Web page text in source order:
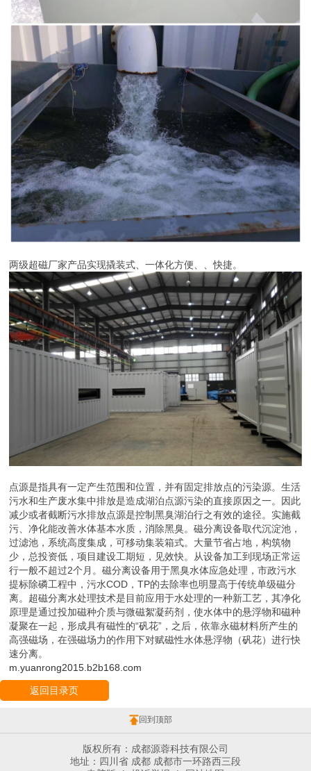
两级超磁厂家产品实现撬装式、一体化方便、、快捷。
点源是指具有一定产生范围和位置，并有固定排放点的污染源。生活
污水和生产废水集中排放是造成湖泊点源污染的直接原因之一。因此
减少或者截断污水排放点源是控制黑臭湖泊行之有效的途径。实施截
污、净化能改善水体基本水质，消除黑臭。磁分离设备取代沉淀池，
过滤池，系统高度集成，可移动集装箱式。大量节省占地，构筑物
少，总投资低，项目建设工期短，见效快。从设备加工到现场正常运
行一般不超过2个月。磁分离设备用于黑臭水体应急处理，市政污水
提标除磷工程中，污水COD，TP的去除率也明显高于传统单级磁分
离。超磁分离水处理技术是目前应用于水处理的一种新工艺，其净化
原理是通过投加磁种介质与微磁絮凝药剂，使水体中的悬浮物和磁种
凝聚在一起，形成具有磁性的“矾花”，之后，依靠永磁材料所产生的
高强磁场，在强磁场力的作用下对赋磁性水体悬浮物（矾花）进行快
速分离。
m.yuanrong2015.b2b168.com
返回目录页
回到顶部
版权所有：成都源蓉科技有限公司
地址：四川省 成都 成都市一环路西三段